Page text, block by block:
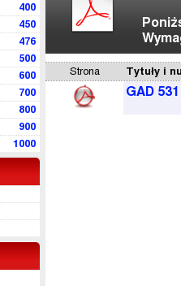
400
450
476
500
600
700
800
900
1000
Strona Tytuły i
GAD